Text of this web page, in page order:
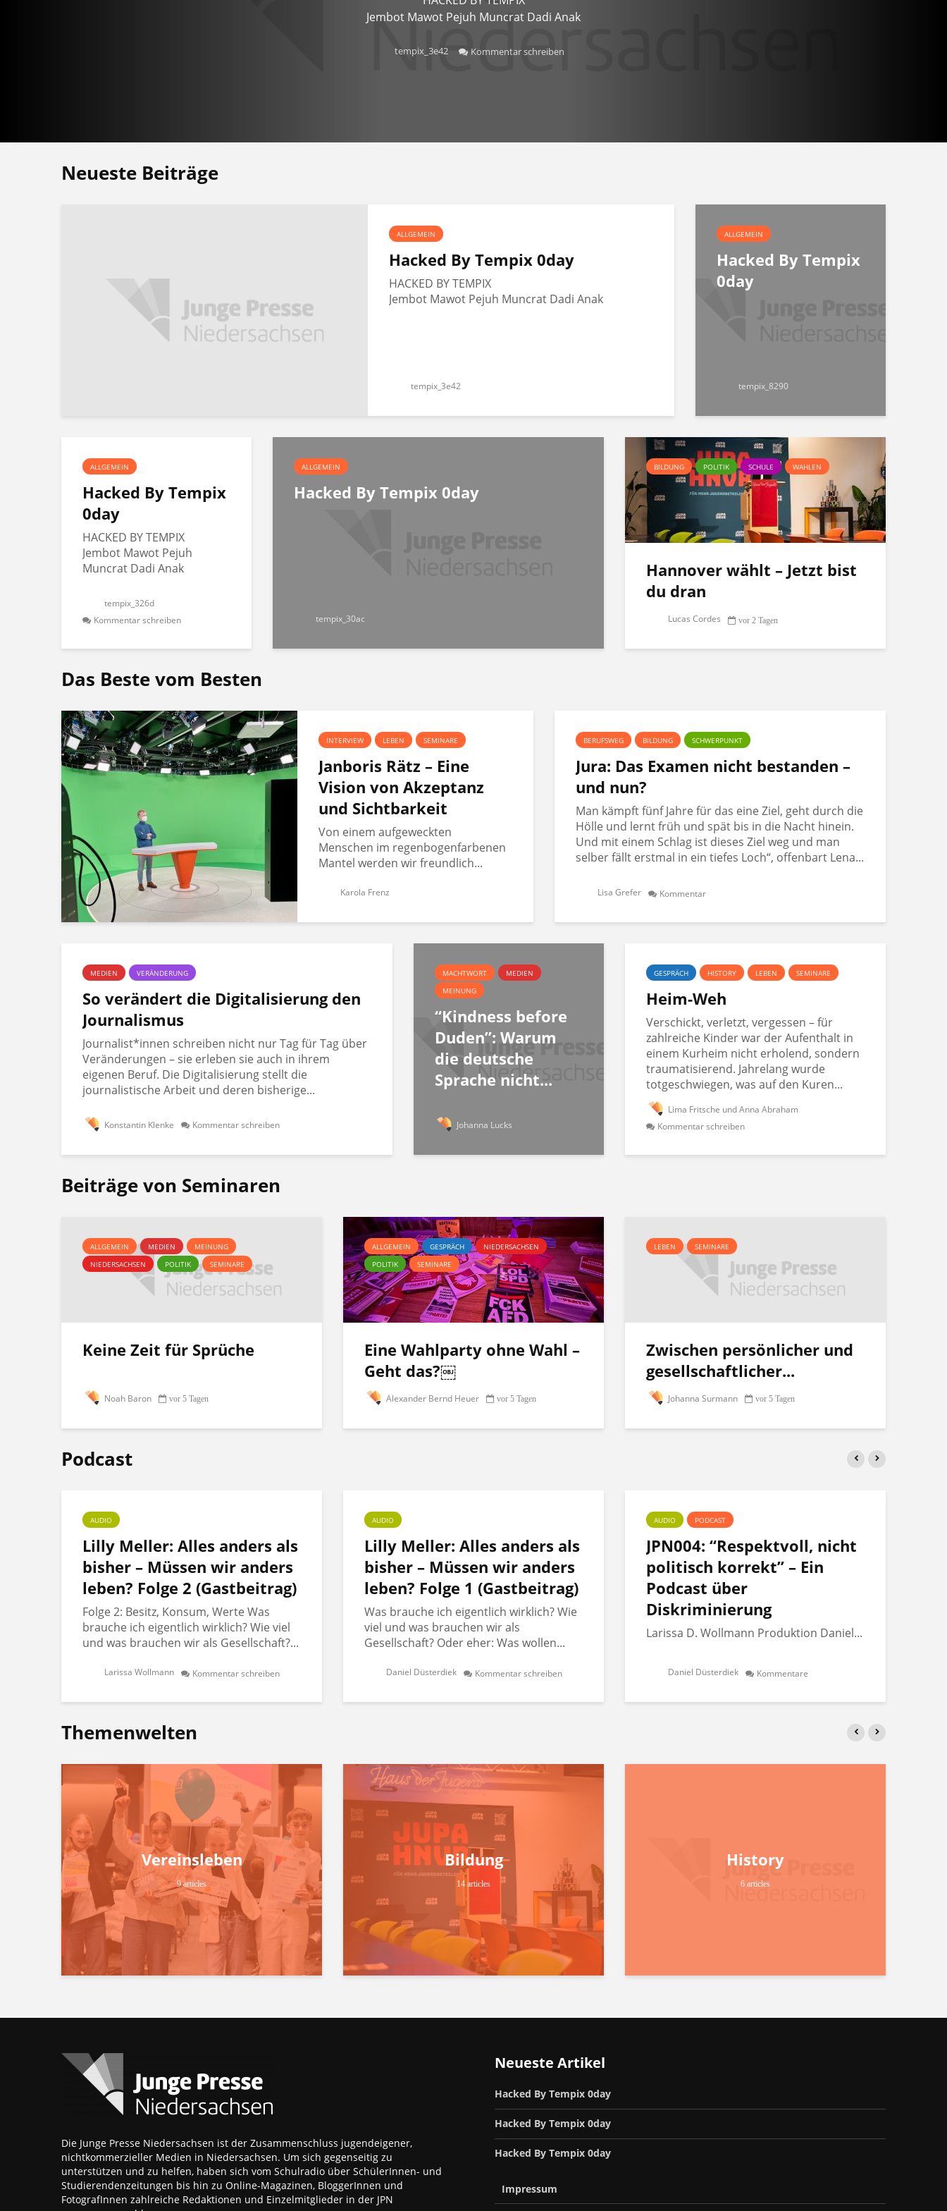
Jembot Mawot Pejuh Muncrat Dadi Anak
tempix_3e42 Kommentar schreiben
Neueste Beiträge
ALLGEMEIN
Hacked By Tempix 0day
HACKED BY TEMPIX
Jembot Mawot Pejuh Muncrat Dadi Anak
tempix_3e42
ALLGEMEIN
Hacked By Tempix
0day
tempix_8290
ALLGEMEIN
Hacked By Tempix
0day
HACKED BY TEMPIX
Jembot Mawot Pejuh
Muncrat Dadi Anak
tempix_326d
Kommentar schreiben
ALLGEMEIN
Hacked By Tempix 0day
tempix_30ac
BILDUNG POLITIK SCHULE WAHLEN
Hannover wählt – Jetzt bist
du dran
Lucas Cordes vor 2 Tagen
Das Beste vom Besten
INTERVIEW LEBEN SEMINARE
Janboris Rätz – Eine
Vision von Akzeptanz
und Sichtbarkeit
Von einem aufgeweckten
Menschen im regenbogenfarbenen
Mantel werden wir freundlich...
Karola Frenz
BERUFSWEG BILDUNG SCHWERPUNKT
Jura: Das Examen nicht bestanden –
und nun?
Man kämpft fünf Jahre für das eine Ziel, geht durch die
Hölle und lernt früh und spät bis in die Nacht hinein.
Und mit einem Schlag ist dieses Ziel weg und man
selber fällt erstmal in ein tiefes Loch“, offenbart Lena...
Lisa Grefer Kommentar
MEDIEN VERÄNDERUNG
So verändert die Digitalisierung den
Journalismus
Journalist*innen schreiben nicht nur Tag für Tag über
Veränderungen – sie erleben sie auch in ihrem
eigenen Beruf. Die Digitalisierung stellt die
journalistische Arbeit und deren bisherige...
Konstantin Klenke Kommentar schreiben
MACHTWORT
MEDIEN
MEINUNG
“Kindness before
Duden”: Warum
die deutsche
Sprache nicht...
Johanna Lucks
GESPRÄCH HISTORY LEBEN SEMINARE
Heim-Weh
Verschickt, verletzt, vergessen – für
zahlreiche Kinder war der Aufenthalt in
einem Kurheim nicht erholend, sondern
traumatisierend. Jahrelang wurde
totgeschwiegen, was auf den Kuren...
Lima Fritsche und Anna Abraham
Kommentar schreiben
Beiträge von Seminaren
ALLGEMEIN MEDIEN
MEINUNG
NIEDERSACHSEN
POLITIK SEMINARE
Keine Zeit für Sprüche
Noah Baron vor 5 Tagen
ALLGEMEIN GESPRÄCH
NIEDERSACHSEN
POLITIK
SEMINARE
Eine Wahlparty ohne Wahl –
Geht das?￼
Alexander Bernd Heuer vor 5 Tagen
LEBEN SEMINARE
Zwischen persönlicher und
gesellschaftlicher...
Johanna Surmann vor 5 Tagen
Podcast
AUDIO
Lilly Meller: Alles anders als
bisher – Müssen wir anders
leben? Folge 2 (Gastbeitrag)
Folge 2: Besitz, Konsum, Werte Was
brauche ich eigentlich wirklich? Wie viel
und was brauchen wir als Gesellschaft?...
Larissa Wollmann Kommentar schreiben
AUDIO
Lilly Meller: Alles anders als
bisher – Müssen wir anders
leben? Folge 1 (Gastbeitrag)
Was brauche ich eigentlich wirklich? Wie
viel und was brauchen wir als
Gesellschaft? Oder eher: Was wollen...
Daniel Düsterdiek Kommentar schreiben
AUDIO PODCAST
JPN004: “Respektvoll, nicht
politisch korrekt” – Ein
Podcast über
Diskriminierung
Larissa D. Wollmann Produktion Daniel...
Daniel Düsterdiek Kommentare
Themenwelten
Vereinsleben
9 articles
Bildung
14 articles
History
6 articles
Die Junge Presse Niedersachsen ist der Zusammenschluss jugendeigener,
nichtkommerzieller Medien in Niedersachsen. Um sich gegenseitig zu
unterstützen und zu helfen, haben sich vom Schulradio über SchülerInnen- und
Studierendenzeitungen bis hin zu Online-Magazinen, BloggerInnen und
FotografInnen zahlreiche Redaktionen und Einzelmitglieder in der JPN
Neueste Artikel
Hacked By Tempix 0day
Hacked By Tempix 0day
Hacked By Tempix 0day
Impressum